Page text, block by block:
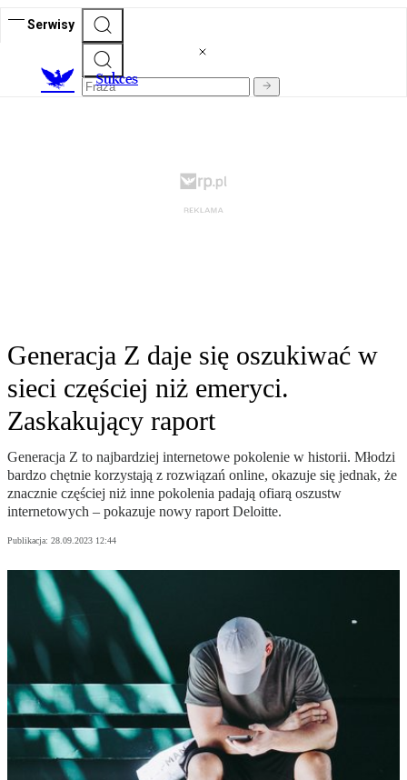
Serwisy
Sukces
Generacja Z daje się oszukiwać w
sieci częściej niż emeryci.
Zaskakujący raport
Generacja Z to najbardziej internetowe pokolenie w historii. Młodzi
bardzo chętnie korzystają z rozwiązań online, okazuje się jednak, że
znacznie częściej niż inne pokolenia padają ofiarą oszustw
internetowych – pokazuje nowy raport Deloitte.
Publikacja: 28.09.2023 12:44